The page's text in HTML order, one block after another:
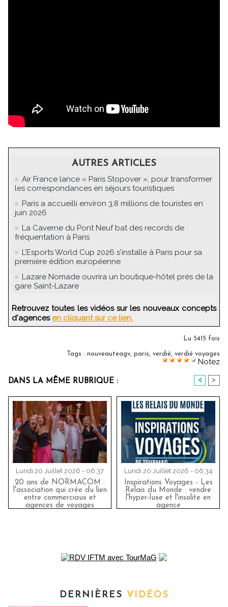
AUTRES ARTICLES
Air France lance « Paris Stopover », pour transformer
les correspondances en séjours touristiques
Paris a accueilli environ 3,8 millions de touristes en
juin 2026
La Caverne du Pont Neuf bat des records de
fréquentation à Paris
L’Esports World Cup 2026 s'installe à Paris pour sa
première édition européenne
Lazare Nomade ouvrira un boutique-hôtel près de la
gare Saint-Lazare
Retrouvez toutes les vidéos sur les nouveaux concepts
d'agences en cliquant sur ce lien.
Lu 5415 fois
Tags : nouveauteagv paris verdié verdié voyages
Notez
DANS LA MÊME RUBRIQUE : < >
Lundi 20 Juillet 2026 - 06:37
20 ans de NORMACOM :
l'association qui crée du lien
entre commerciaux et
agences de voyages
Lundi 20 Juillet 2026 - 06:34
Inspirations Voyages - Les
Relais du Monde : vendre
l'hyper-luxe et l'insolite en
agence
DERNIÈRES VIDÉOS